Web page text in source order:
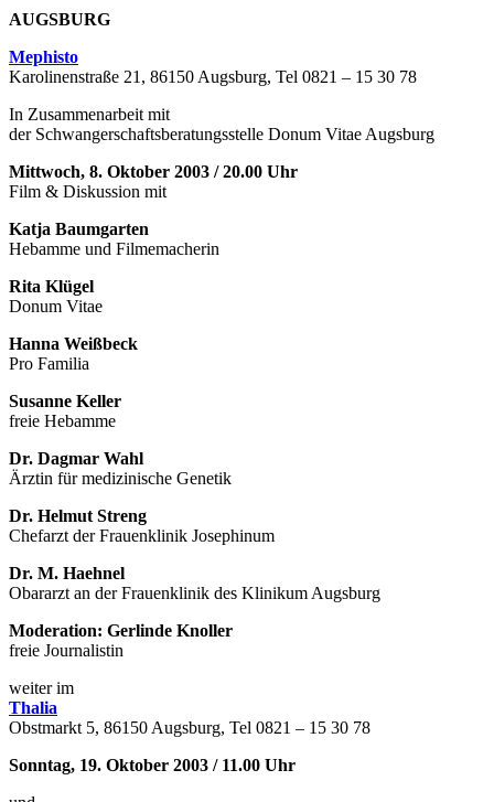
AUGSBURG
Mephisto
Karolinenstraße 21, 86150 Augsburg, Tel 0821 – 15 30 78
In Zusammenarbeit mit
der Schwangerschaftsberatungsstelle Donum Vitae Augsburg
Mittwoch, 8. Oktober 2003 / 20.00 Uhr
Film & Diskussion mit
Katja Baumgarten
Hebamme und Filmemacherin
Rita Klügel
Donum Vitae
Hanna Weißbeck
Pro Familia
Susanne Keller
freie Hebamme
Dr. Dagmar Wahl
Ärztin für medizinische Genetik
Dr. Helmut Streng
Chefarzt der Frauenklinik Josephinum
Dr. M. Haehnel
Obararzt an der Frauenklinik des Klinikum Augsburg
Moderation: Gerlinde Knoller
freie Journalistin
weiter im
Thalia
Obstmarkt 5, 86150 Augsburg, Tel 0821 – 15 30 78
Sonntag, 19. Oktober 2003 / 11.00 Uhr